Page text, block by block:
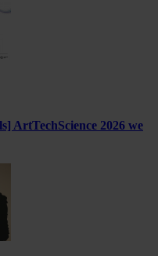
ArtTechScience 2026 we